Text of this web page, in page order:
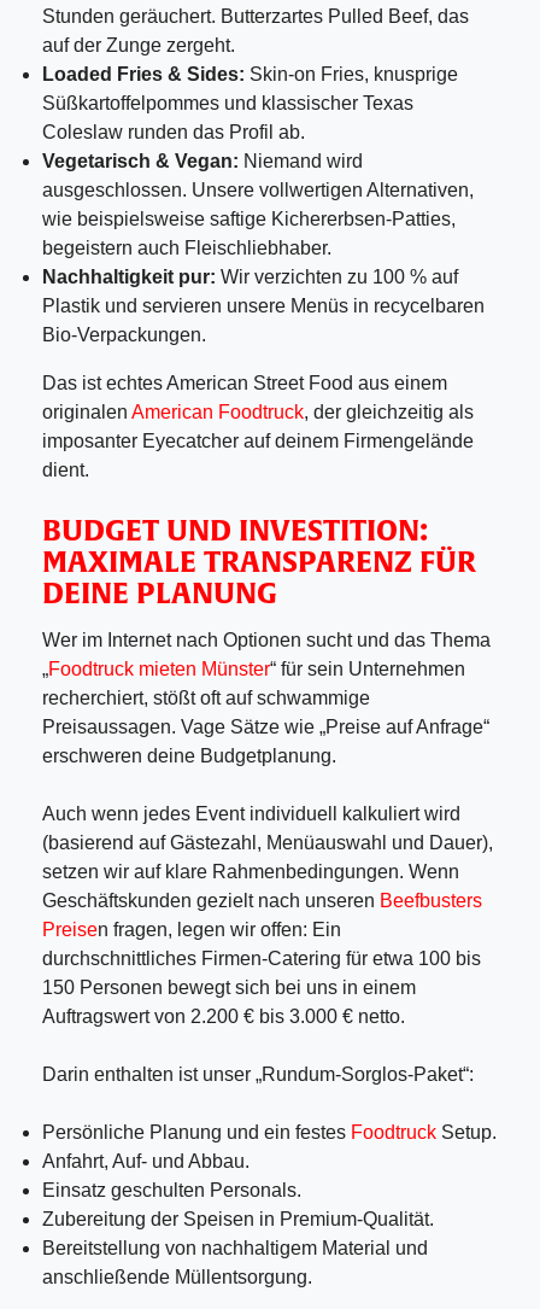
Stunden geräuchert. Butterzartes Pulled Beef, das
auf der Zunge zergeht.
Loaded Fries & Sides: Skin-on Fries, knusprige
Süßkartoffelpommes und klassischer Texas
Coleslaw runden das Profil ab.
Vegetarisch & Vegan: Niemand wird
ausgeschlossen. Unsere vollwertigen Alternativen,
wie beispielsweise saftige Kichererbsen-Patties,
begeistern auch Fleischliebhaber.
Nachhaltigkeit pur: Wir verzichten zu 100 % auf
Plastik und servieren unsere Menüs in recycelbaren
Bio-Verpackungen.
Das ist echtes American Street Food aus einem
originalen American Foodtruck, der gleichzeitig als
imposanter Eyecatcher auf deinem Firmengelände
dient.
BUDGET UND INVESTITION:
MAXIMALE TRANSPARENZ FÜR
DEINE PLANUNG
Wer im Internet nach Optionen sucht und das Thema
„Foodtruck mieten Münster“ für sein Unternehmen
recherchiert, stößt oft auf schwammige
Preisaussagen. Vage Sätze wie „Preise auf Anfrage“
erschweren deine Budgetplanung.
Auch wenn jedes Event individuell kalkuliert wird
(basierend auf Gästezahl, Menüauswahl und Dauer),
setzen wir auf klare Rahmenbedingungen. Wenn
Geschäftskunden gezielt nach unseren Beefbusters
Preisen fragen, legen wir offen: Ein
durchschnittliches Firmen-Catering für etwa 100 bis
150 Personen bewegt sich bei uns in einem
Auftragswert von 2.200 € bis 3.000 € netto.
Darin enthalten ist unser „Rundum-Sorglos-Paket“:
Persönliche Planung und ein festes Foodtruck Setup.
Anfahrt, Auf- und Abbau.
Einsatz geschulten Personals.
Zubereitung der Speisen in Premium-Qualität.
Bereitstellung von nachhaltigem Material und
anschließende Müllentsorgung.